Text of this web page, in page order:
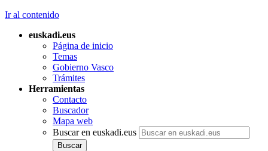
Ir al contenido
euskadi.eus
Página de inicio
Temas
Gobierno Vasco
Trámites
Herramientas
Contacto
Buscador
Mapa web
Buscar en euskadi.eus